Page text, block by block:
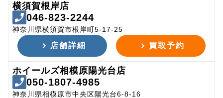
横須賀根岸店
046-823-2244
神奈川県横須賀市根岸町5-17-25
店舗詳細 買取予約
ホイールズ相模原陽光台店
050-1807-4985
神奈川県相模原市中央区陽光台6-8-16